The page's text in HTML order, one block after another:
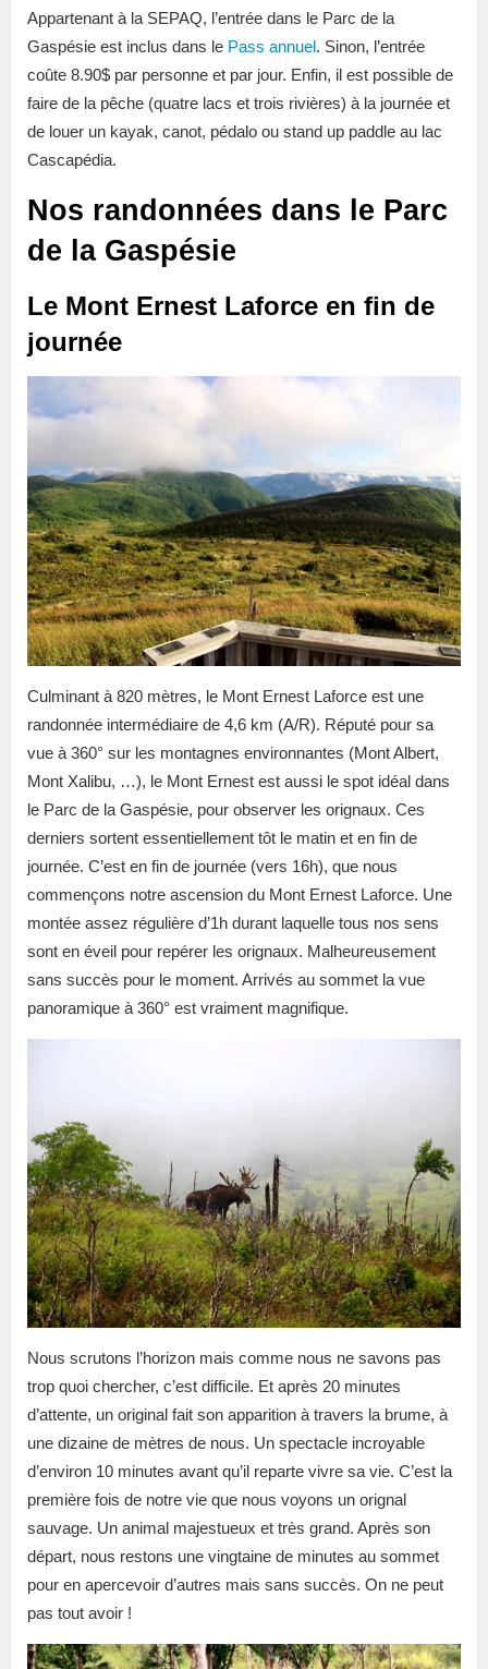
Appartenant à la SEPAQ, l’entrée dans le Parc de la
Gaspésie est inclus dans le Pass annuel. Sinon, l’entrée
coûte 8.90$ par personne et par jour. Enfin, il est possible de
faire de la pêche (quatre lacs et trois rivières) à la journée et
de louer un kayak, canot, pédalo ou stand up paddle au lac
Cascapédia.
Nos randonnées dans le Parc
de la Gaspésie
Le Mont Ernest Laforce en fin de
journée
Culminant à 820 mètres, le Mont Ernest Laforce est une
randonnée intermédiaire de 4,6 km (A/R). Réputé pour sa
vue à 360° sur les montagnes environnantes (Mont Albert,
Mont Xalibu, …), le Mont Ernest est aussi le spot idéal dans
le Parc de la Gaspésie, pour observer les orignaux. Ces
derniers sortent essentiellement tôt le matin et en fin de
journée. C’est en fin de journée (vers 16h), que nous
commençons notre ascension du Mont Ernest Laforce. Une
montée assez régulière d’1h durant laquelle tous nos sens
sont en éveil pour repérer les orignaux. Malheureusement
sans succès pour le moment. Arrivés au sommet la vue
panoramique à 360° est vraiment magnifique.
Nous scrutons l’horizon mais comme nous ne savons pas
trop quoi chercher, c’est difficile. Et après 20 minutes
d’attente, un original fait son apparition à travers la brume, à
une dizaine de mètres de nous. Un spectacle incroyable
d’environ 10 minutes avant qu’il reparte vivre sa vie. C’est la
première fois de notre vie que nous voyons un orignal
sauvage. Un animal majestueux et très grand. Après son
départ, nous restons une vingtaine de minutes au sommet
pour en apercevoir d’autres mais sans succès. On ne peut
pas tout avoir !